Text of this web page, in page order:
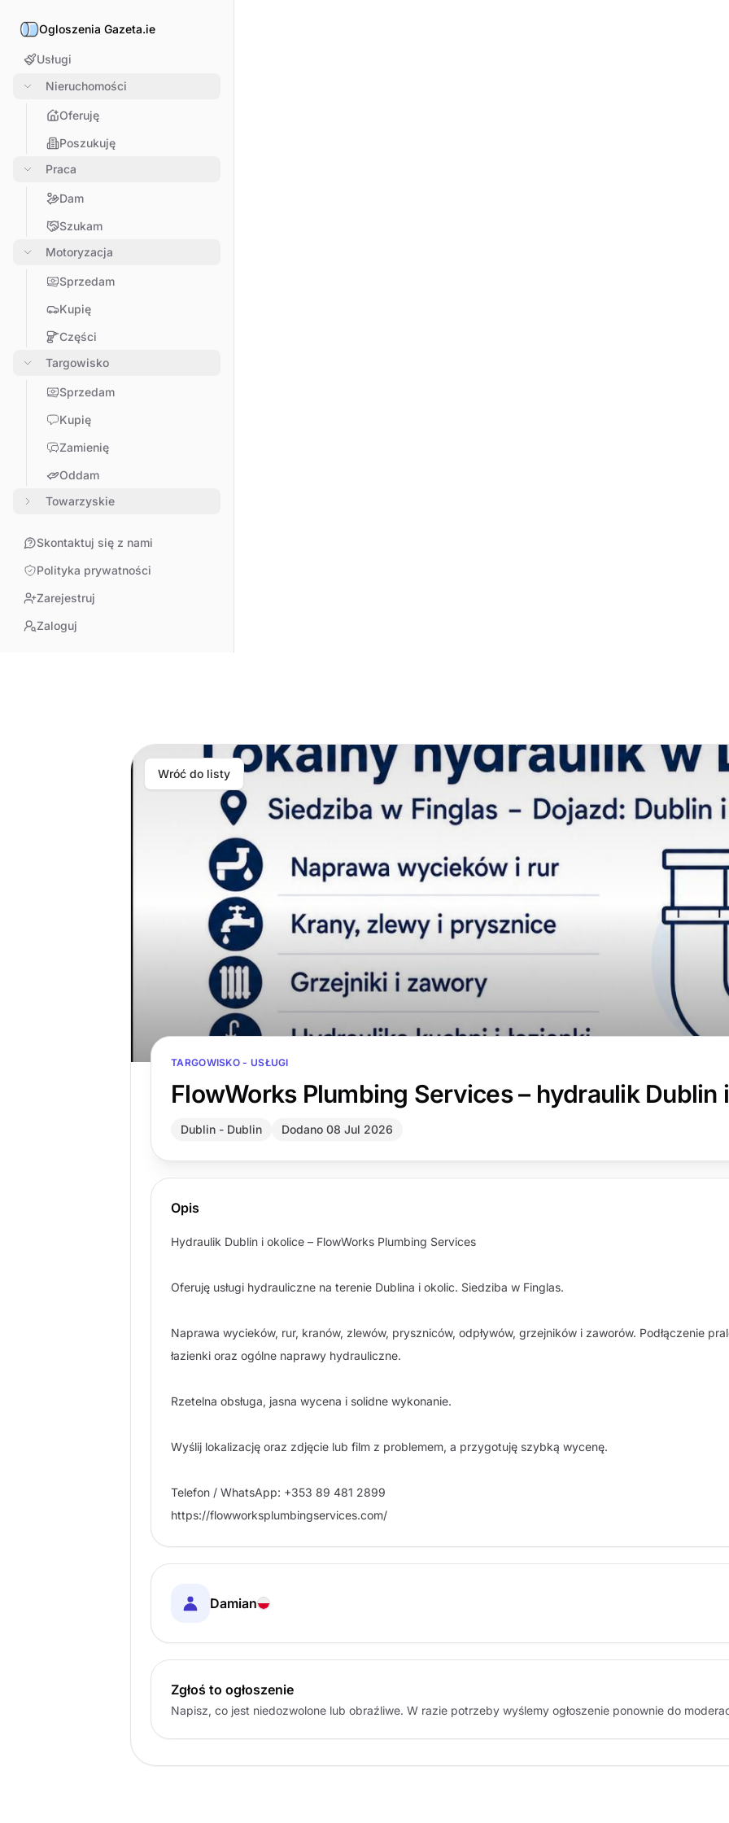
Ogloszenia Gazeta.ie
Usługi
Nieruchomości
Oferuję
Poszukuję
Praca
Dam
Szukam
Motoryzacja
Sprzedam
Kupię
Części
Targowisko
Sprzedam
Kupię
Zamienię
Oddam
Towarzyskie
Skontaktuj się z nami
Polityka prywatności
Zarejestruj
Zaloguj
Wróć do listy
TARGOWISKO - USŁUGI
FlowWorks Plumbing Services – hydraulik Dublin
Dublin - Dublin Dodano 08 Jul 2026
Opis
Hydraulik Dublin i okolice – FlowWorks Plumbing Services
Oferuję usługi hydrauliczne na terenie Dublina i okolic. Siedziba w Finglas.
Naprawa wycieków, rur, kranów, zlewów, pryszniców, odpływów, grzejników i zaworów. Podłączenie
łazienki oraz ogólne naprawy hydrauliczne.
Rzetelna obsługa, jasna wycena i solidne wykonanie.
Wyślij lokalizację oraz zdjęcie lub film z problemem, a przygotuję szybką wycenę.
Telefon / WhatsApp: +353 89 481 2899
https://flowworksplumbingservices.com/
Damian
Zgłoś to ogłoszenie
Napisz, co jest niedozwolone lub obraźliwe. W razie potrzeby wyślemy ogłoszenie ponownie do